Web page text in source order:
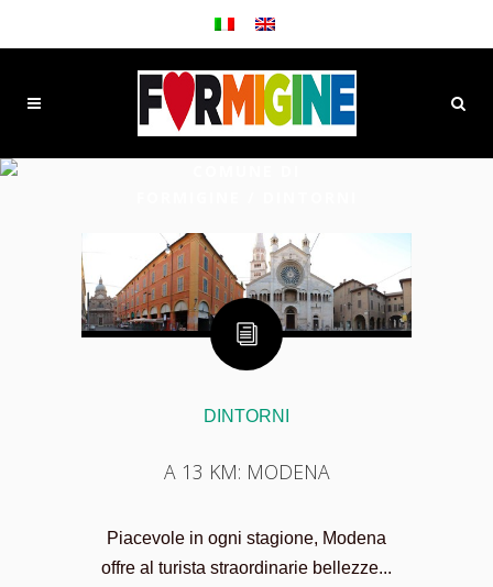
DINTORNI
A 13 KM: MODENA
Piacevole in ogni stagione, Modena
offre al turista straordinarie bellezze...